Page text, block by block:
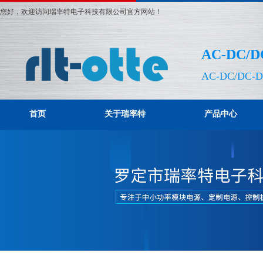
您好，欢迎访问瑞率特电子科技有限公司官方网站！
AC-DC/
AC-DC/DC-
首页 关于瑞率特 产品中心